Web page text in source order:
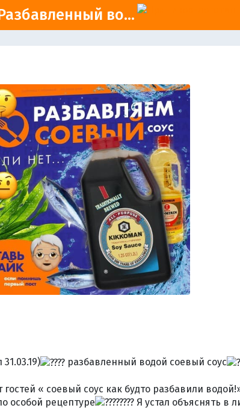
во...
разбавленный водой соевый соус
« соевый соус как будто разбавили
особой рецептуре
Я устал объяснять в